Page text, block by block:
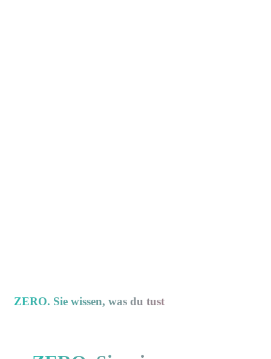
ZERO. Sie wissen, was du tust